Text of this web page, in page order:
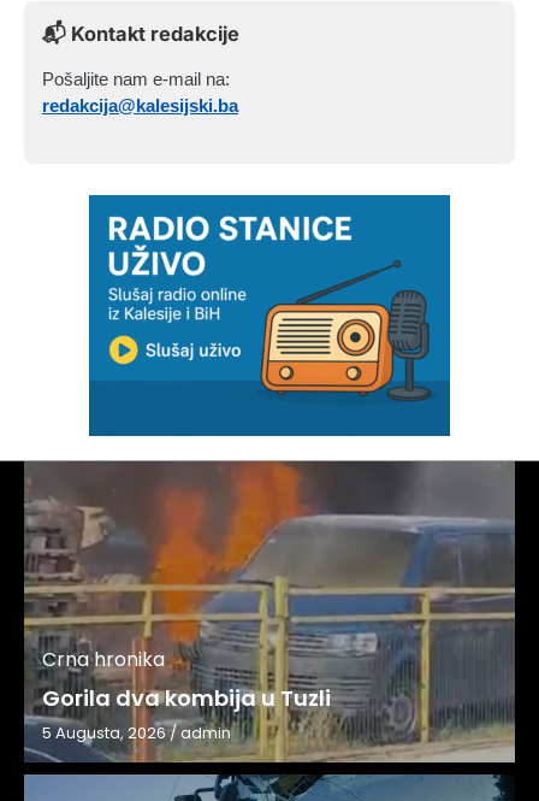
📬 Kontakt redakcije
Pošaljite nam e-mail na:
redakcija@kalesijski.ba
Crna hronika
Gorila dva kombija u Tuzli
5 Augusta, 2026/admin